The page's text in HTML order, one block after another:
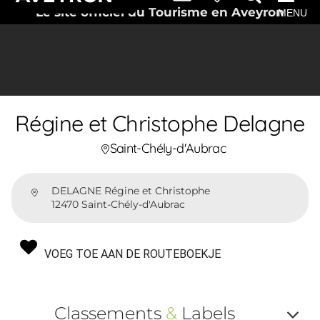
Le site officiel du Tourisme en AveyronMENU
Régine et Christophe Delagne
Saint-Chély-d'Aubrac
DELAGNE Régine et Christophe
12470 Saint-Chély-d'Aubrac
VOEG TOE AAN DE ROUTEBOEKJE
Classements &Labels